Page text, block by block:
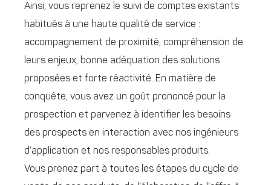
Ainsi, vous reprenez le suivi de comptes existants
habitués à une haute qualité de service :
accompagnement de proximité, compréhension de
leurs enjeux, bonne adéquation des solutions
proposées et forte réactivité. En matière de
conquête, vous avez un goût prononcé pour la
prospection et parvenez à identifier les besoins
des prospects en interaction avec nos ingénieurs
d’application et nos responsables produits.
Vous prenez part à toutes les étapes du cycle de